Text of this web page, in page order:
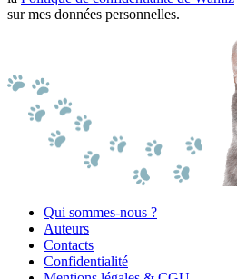
sur mes données personnelles.
Qui sommes-nous ?
Auteurs
Contacts
Confidentialité